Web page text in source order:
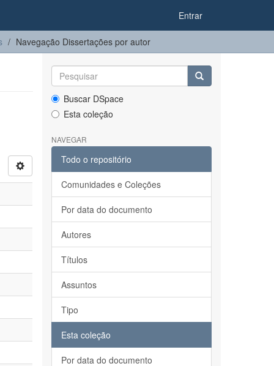
Entrar
Navegação Dissertações por autor
Buscar DSpace
Esta coleção
NAVEGAR
Todo o repositório
Comunidades e Coleções
Por data do documento
Autores
Títulos
Assuntos
Tipo
Esta coleção
Por data do documento